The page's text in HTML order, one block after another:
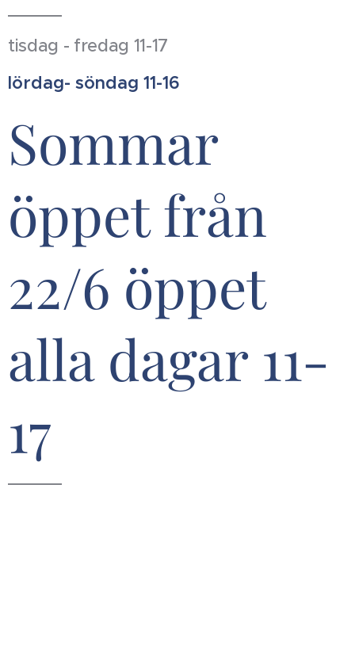
tisdag - fredag 11-17
lördag- söndag 11-16
Sommar
öppet från
22/6 öppet
alla dagar 11-
17